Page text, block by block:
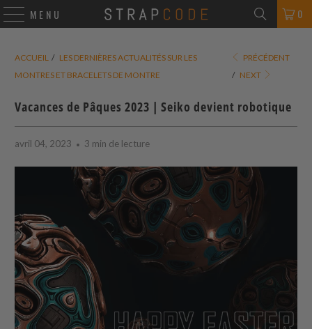
MENU 0
ACCUEIL / LES DERNIÈRES ACTUALITÉS SUR LES
MONTRES ET BRACELETS DE MONTRE
PRÉCÉDENT
/ NEXT
Vacances de Pâques 2023 | Seiko devient robotique
avril 04, 2023 3 min de lecture